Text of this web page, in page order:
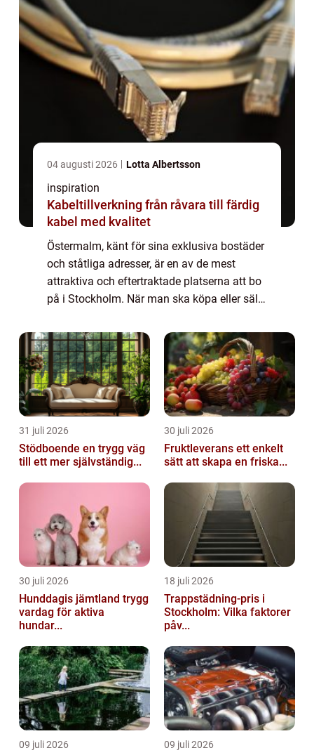
04 augusti 2026 Lotta Albertsson
inspiration
Kabeltillverkning från råvara till färdig
kabel med kvalitet
Östermalm, känt för sina exklusiva bostäder
och ståtliga adresser, är en av de mest
attraktiva och eftertraktade platserna att bo
på i Stockholm. När man ska köpa eller sälja
31 juli 2026
Stödboende en trygg väg
till ett mer självständig...
30 juli 2026
Fruktleverans ett enkelt
sätt att skapa en friska...
30 juli 2026
Hunddagis jämtland trygg
vardag för aktiva
hundar...
18 juli 2026
Trappstädning-pris i
Stockholm: Vilka faktorer
påv...
09 juli 2026 09 juli 2026